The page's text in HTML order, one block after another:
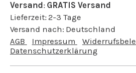
Versand: GRATIS Versand
Lieferzeit: 2-3 Tage
Versand nach: Deutschland
AGB
Impressum
Datenschutzerklärung